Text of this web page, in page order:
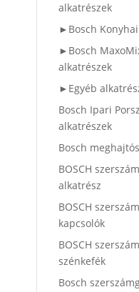
alkatrészek
►Bosch
►Bosch
alkatrészek
►Egyéb
Bosch Ipari
alkatrészek
Bosch
BOSCH
alkatrész
BOSCH
kapcsolók
BOSCH
szénkefék
Bosch